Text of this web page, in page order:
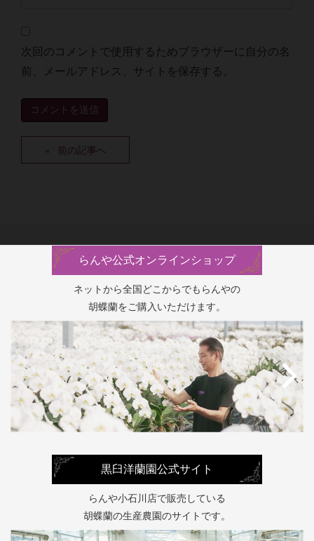
次回のコメントで使用するためブラウザーに自分の名
前、メールアドレス、サイトを保存する。
前の記事へ
らんや公式オンラインショップ
ネットから全国どこからでもらんやの
胡蝶蘭をご購入いただけます。
黒臼洋蘭園公式サイト
らんや小石川店で販売している
胡蝶蘭の生産農園のサイトです。